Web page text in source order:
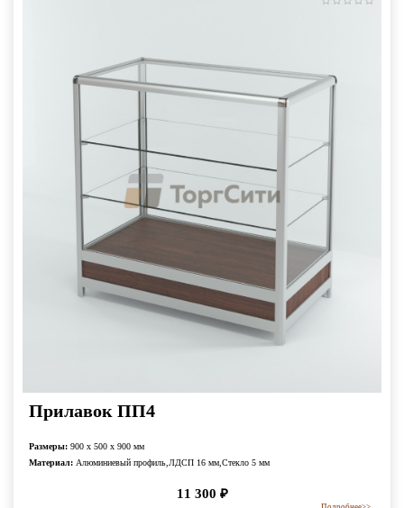
Прилавок ПП4
Размеры: 900 x 500 x 900 мм
Материал: Алюминиевый профиль,ЛДСП 16 мм,Стекло 5 мм
11 300 ₽